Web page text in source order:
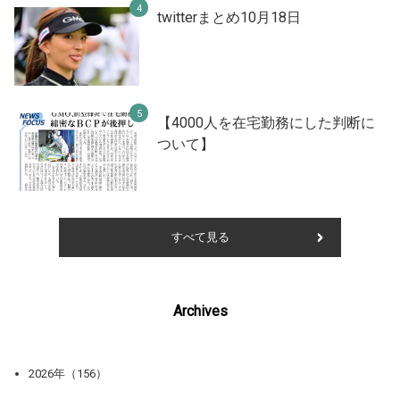
twitterまとめ10月18日
【4000人を在宅勤務にした判断に
ついて】
すべて見る
Archives
2026年（156）